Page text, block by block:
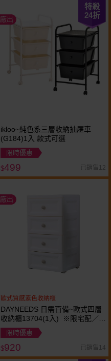
廠出
特殺
24折
ikloo~純色系三層收納抽屜車
(G184)1入 款式可選
限時優惠
$499 已銷售12
廠出
歐式質感素色收納櫃
DAYNEEDS 日需百備~歐式四層
收納櫃13704(1入) ※限宅配／無
貨到付款
限時優惠
$920 已銷售14